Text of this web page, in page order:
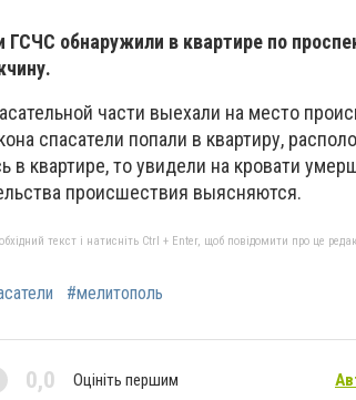
ГСЧС обнаружили в квартире по
части выехали на место
спасатели попали в квартиру,
в квартире, то увидели на кровати
происшествия выясняются.
текст і натисніть Ctrl + Enter, щоб повідомити про це
#мелитополь
0,0 Оцініть першим